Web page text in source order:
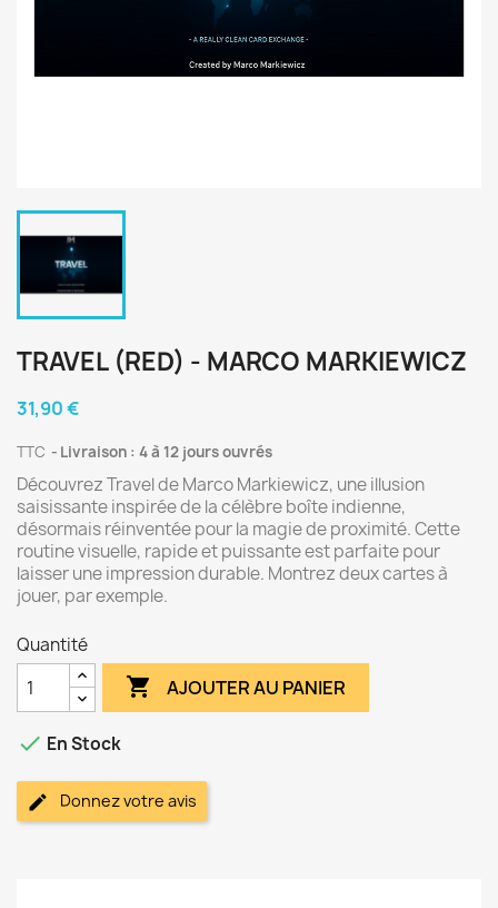
TRAVEL (RED) - MARCO MARKIEWICZ
31,90 €
TTC Livraison : 4 à 12 jours ouvrés
Découvrez Travel de Marco Markiewicz, une illusion
saisissante inspirée de la célèbre boîte indienne,
désormais réinventée pour la magie de proximité. Cette
routine visuelle, rapide et puissante est parfaite pour
laisser une impression durable. Montrez deux cartes à
jouer, par exemple.
Quantité
 AJOUTER AU PANIER
 En Stock
Donnez votre avis